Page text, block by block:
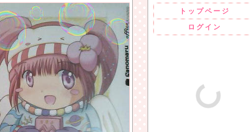
トップページ
ログイン